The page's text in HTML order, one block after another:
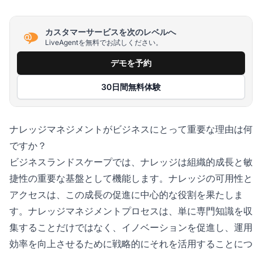
カスタマーサービスを次のレベルへ
LiveAgentを無料でお試しください。
デモを予約
30日間無料体験
ナレッジマネジメントがビジネスにとって重要な理由は何
ですか？
ビジネスランドスケープでは、ナレッジは組織的成長と敏
捷性の重要な基盤として機能します。ナレッジの可用性と
アクセスは、この成長の促進に中心的な役割を果たしま
す。ナレッジマネジメントプロセスは、単に専門知識を収
集することだけではなく、イノベーションを促進し、運用
効率を向上させるために戦略的にそれを活用することにつ